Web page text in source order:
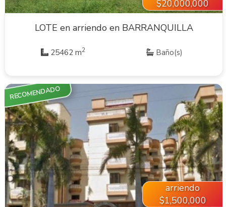
$20,000,000
LOTE en arriendo en BARRANQUILLA
25462 m2 Baño(s)
VER INMUEBLE
RECOMENDADO
arriendo
$1,500,000